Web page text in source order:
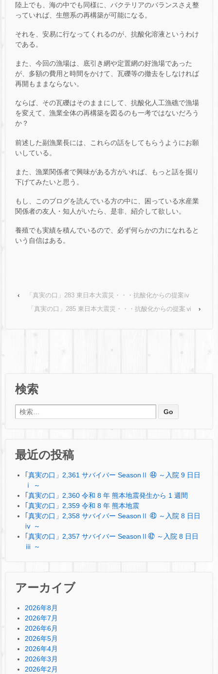
陸上でも、海の中でも同様に、バクテリアのバランスさえ整
っていれば、生態系の再構築が可能になる。
それを、安易に行なってくれるのが、抗酸化溶液というわけ
である。
また、今回の漁場は、底引き網や定置網の好漁場であった
が、多額の費用と時間をかけて、瓦礫等の撤去をしなければ
再開もままならない。
ならば、その瓦礫はそのままにして、抗酸化人工漁礁で漁場
を変えて、漁業全体の再構築を図るのも一考ではないだろう
か？
前述した副漁業長には、これらの話をしてもらうようにお願
いしている。
また、漁業関係者で興味がある方がいれば、もっと話を掘り
下げてみたいと思う。
もし、このブログを読んでいる方の中に、困っている水産業
関係者の友人・知人がいたら、是非、紹介して欲しい。
養殖でも実績を積んでいるので、必ず何らかの力になれると
いう自信はある。
‹
「真実の口」283 東日本大震災・・・抗酸化からの提案ⅳ
「真実の口」285 東日本大震災・・・抗酸化からの提案ⅵ
›
検索
検索:
最近の投稿
｢真実の口」2,361 サバイバー SeasonⅡ ㊹ ～入院 9 日日
ⅰ ～
｢真実の口」2,360 令和 8 年 熊本地震発生から 1 週間
｢真実の口」2,359 令和 8 年 熊本地震
｢真実の口」2,358 サバイバー SeasonⅡ ㊸ ～入院 8 日日
ⅳ ～
｢真実の口」2,357 サバイバー SeasonⅡ㊷ ～入院 8 日日
ⅲ ～
アーカイブ
2026年8月
2026年7月
2026年6月
2026年5月
2026年4月
2026年3月
2026年2月